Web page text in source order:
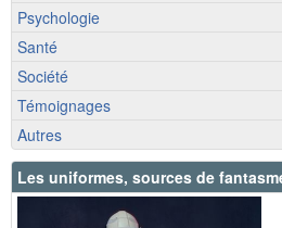
Psychologie
Santé
Société
Témoignages
Autres
Les uniformes, sources de